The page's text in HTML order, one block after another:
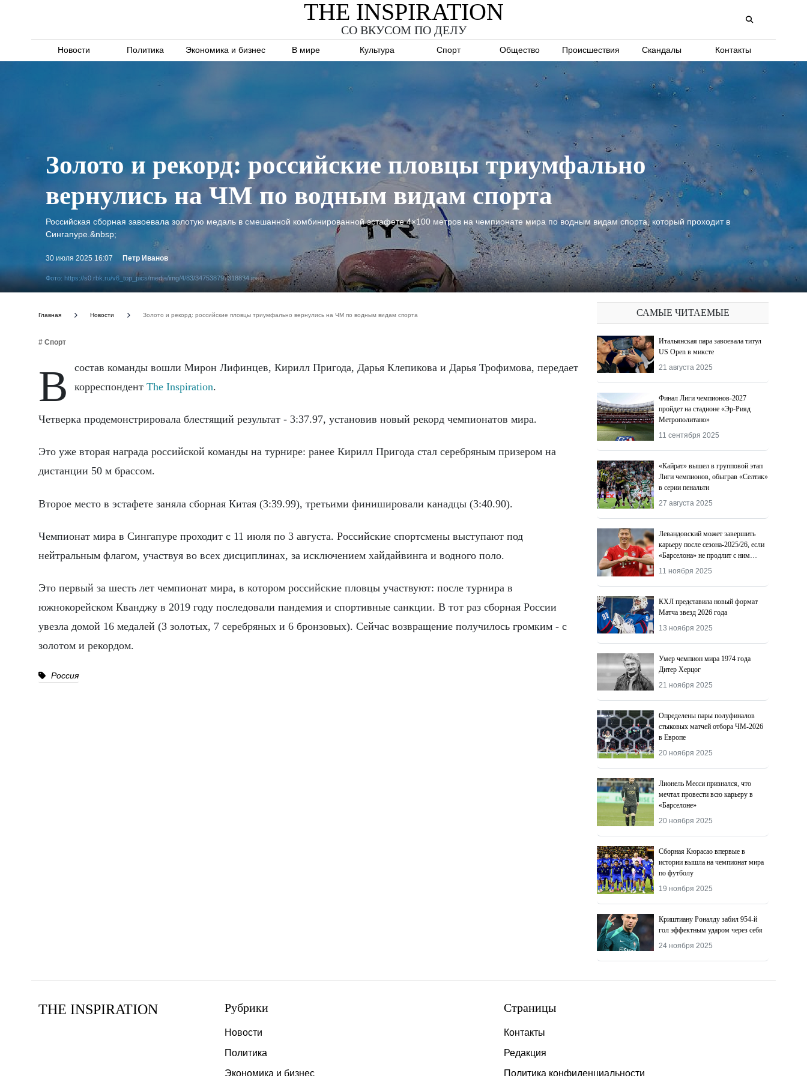
THE INSPIRATION
СО ВКУСОМ ПО ДЕЛУ
Новости Политика Экономика и бизнес В мире Культура Спорт Общество Происшествия Скандалы Контакты
Фото: https://s0.rbk.ru/v6_top_pics/media/img/4/83/347538797318834.jpeg
Золото и рекорд: российские пловцы триумфально
вернулись на ЧМ по водным видам спорта
Российская сборная завоевала золотую медаль в смешанной комбинированной эстафете 4×100 метров на чемпионате мира по водным видам спорта, который проходит в
Сингапуре.&nbsp;
30 июля 2025 16:07 Петр Иванов
Главная Новости Золото и рекорд: российские пловцы триумфально вернулись на ЧМ по водным видам спорта
# Спорт
В состав команды вошли Мирон Лифинцев, Кирилл Пригода, Дарья Клепикова и Дарья Трофимова, передает корреспондентThe Inspiration.
Четверка продемонстрировала блестящий результат - 3:37.97, установив новый рекорд чемпионатов мира.
Это уже вторая награда российской команды на турнире: ранее Кирилл Пригода стал серебряным призером на
дистанции 50 м брассом.
Второе место в эстафете заняла сборная Китая (3:39.99), третьими финишировали канадцы (3:40.90).
Чемпионат мира в Сингапуре проходит с 11 июля по 3 августа. Российские спортсмены выступают под
нейтральным флагом, участвуя во всех дисциплинах, за исключением хайдайвинга и водного поло.
Это первый за шесть лет чемпионат мира, в котором российские пловцы участвуют: после турнира в
южнокорейском Кванджу в 2019 году последовали пандемия и спортивные санкции. В тот раз сборная России
увезла домой 16 медалей (3 золотых, 7 серебряных и 6 бронзовых). Сейчас возвращение получилось громким - с
золотом и рекордом.
Россия
САМЫЕ ЧИТАЕМЫЕ
Итальянская пара завоевала титул
US Open в миксте
21 августа 2025
Финал Лиги чемпионов-2027
пройдет на стадионе «Эр-Рияд
Метрополитано»
11 сентября 2025
«Кайрат» вышел в групповой этап
Лиги чемпионов, обыграв «Селтик»
в серии пенальти
27 августа 2025
Левандовский может завершить
карьеру после сезона-2025/26, если
«Барселона» не продлит с ним
контракт
11 ноября 2025
КХЛ представила новый формат
Матча звезд 2026 года
13 ноября 2025
Умер чемпион мира 1974 года
Дитер Херцог
21 ноября 2025
Определены пары полуфиналов
стыковых матчей отбора ЧМ-2026
в Европе
20 ноября 2025
Лионель Месси признался, что
мечтал провести всю карьеру в
«Барселоне»
20 ноября 2025
Сборная Кюрасао впервые в
истории вышла на чемпионат мира
по футболу
19 ноября 2025
Криштиану Роналду забил 954-й
гол эффектным ударом через себя
24 ноября 2025
THE INSPIRATION Рубрики
Новости
Политика
Экономика и бизнес
Страницы
Контакты
Редакция
Политика конфиденциальности